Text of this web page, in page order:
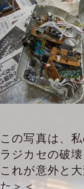
この写真は、
ラジカセの破
これが意外と
た＞＜